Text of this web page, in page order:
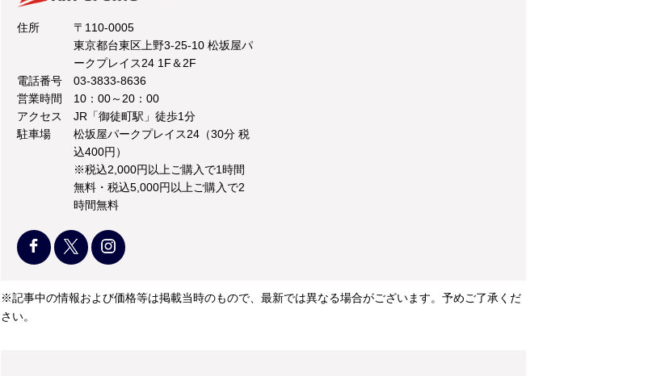
住所
〒110-0005
東京都台東区上野3-25-10 松坂屋パ
ークプレイス24 1F＆2F
電話番号
03-3833-8636
営業時間
10：00～20：00
アクセス
JR「御徒町駅」徒歩1分
駐車場
松坂屋パークプレイス24（30分 税
込400円）
※税込2,000円以上ご購入で1時間
無料・税込5,000円以上ご購入で2
時間無料
※記事中の情報および価格等は掲載当時のもので、最新では異なる場合がございます。予めご了承くだ
さい。